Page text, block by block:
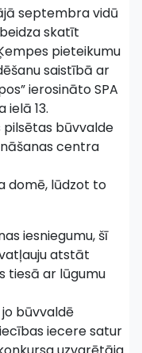
septembra vidū
skatīt
pieteikumu
saistībā ar
ierosināto SPA
13.
pilsētas būvvalde
centra
domē, lūdzot to
iesniegumu, šī
atstāt
tiesā ar lūgumu
būvvaldē
iecere satur